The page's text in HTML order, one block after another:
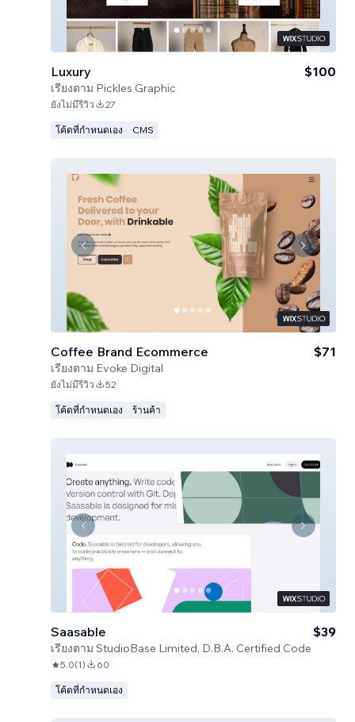
Luxury
เรียงตาม Pickles Graphic
$100
ยังไม่มีรีวิว 27
โค้ดที่กำหนดเอง CMS
Coffee Brand Ecommerce
เรียงตาม Evoke Digital
$71
ยังไม่มีรีวิว 52
โค้ดที่กำหนดเอง ร้านค้า
Saasable
เรียงตาม StudioBase Limited, D.B.A. Certified Code
$39
5.0(1) 60
โค้ดที่กำหนดเอง